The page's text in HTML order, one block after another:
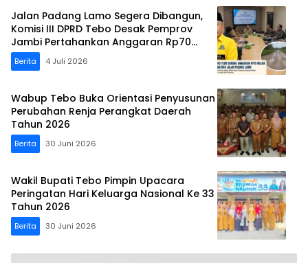
Jalan Padang Lamo Segera Dibangun,
Komisi III DPRD Tebo Desak Pemprov
Jambi Pertahankan Anggaran Rp70
Miliar
Berita 4 Juli 2026
Wabup Tebo Buka Orientasi Penyusunan
Perubahan Renja Perangkat Daerah
Tahun 2026
Berita 30 Juni 2026
Wakil Bupati Tebo Pimpin Upacara
Peringatan Hari Keluarga Nasional Ke 33
Tahun 2026
Berita 30 Juni 2026